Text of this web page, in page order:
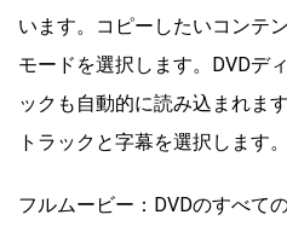
います。コピーしたいコンテ
モードを選択します。DVDデ
ックも自動的に読み込まれま
トラックと字幕を選択します。
フルムービー：DVDのすべて